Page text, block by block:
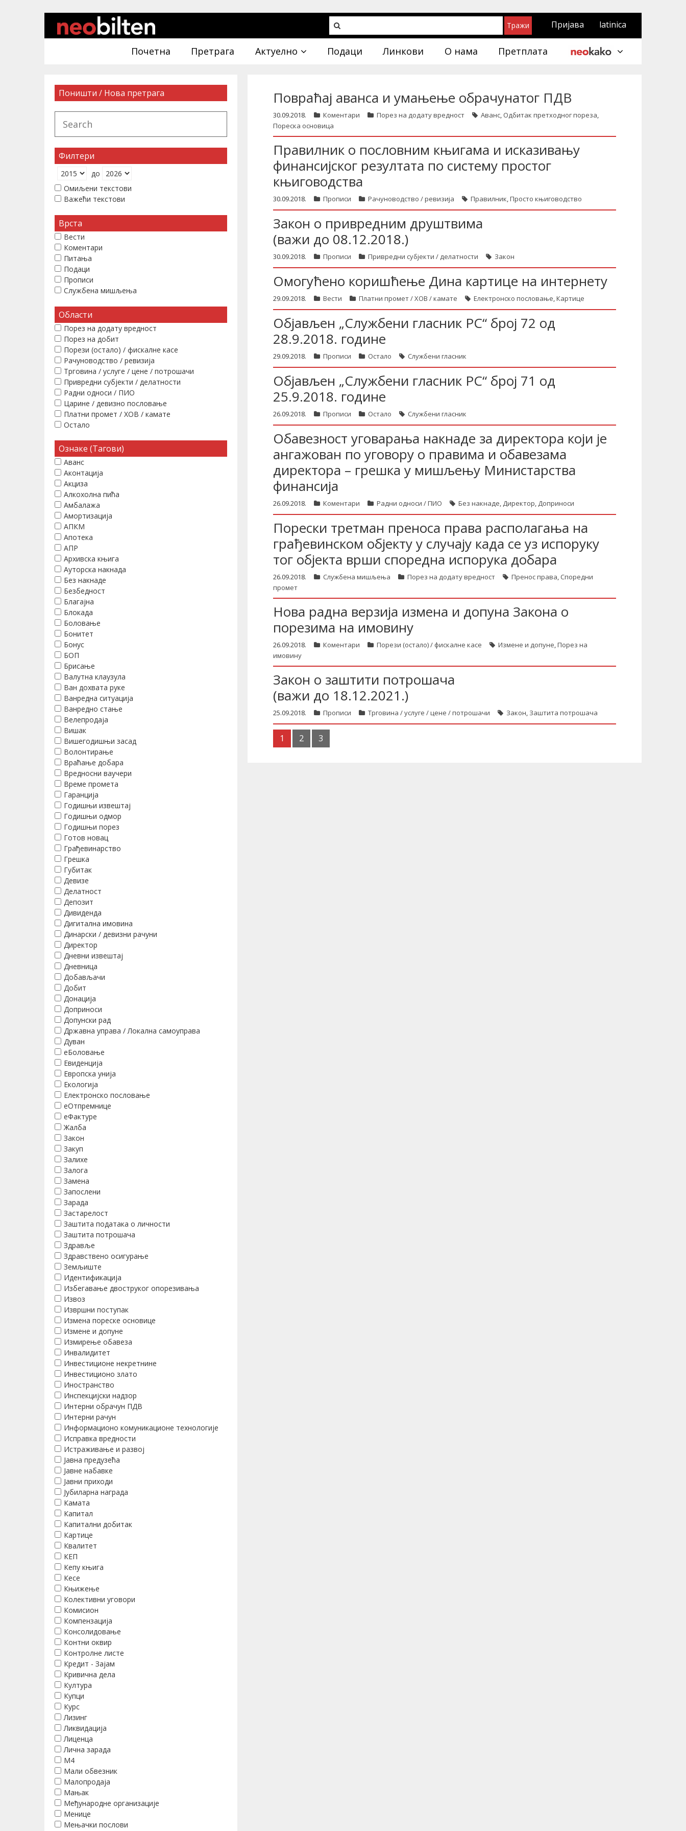
Пријава latinica
Почетна Претрага Актуелно Подаци Линкови О нама Претплата
Повраћај аванса и умањење обрачунатог ПДВ
30.09.2018. Коментари Порез на додату вредност Аванс, Одбитак претходног пореза,
Пореска основица
Правилник о пословним књигама и исказивању
финансијског резултата по систему простог
књиговодства
30.09.2018. Прописи Рачуноводство / ревизија Правилник,Просто књиговодство
Закон о привредним друштвима
(важи до 08.12.2018.)
30.09.2018. Прописи Привредни субјекти / делатности Закон
Омогућено коришћење Дина картице на интернету
29.09.2018. Вести Платни промет / ХОВ / камате Електронско пословање,Картице
Објављен „Службени гласник РС“ број 72 од
28.9.2018. године
29.09.2018. Прописи Остало Службени гласник
Објављен „Службени гласник РС“ број 71 од
25.9.2018. године
26.09.2018. Прописи Остало Службени гласник
Обавезност уговарања накнаде за директора који је
ангажован по уговору о правима и обавезама
директора – грешка у мишљењу Министарства
финансија
26.09.2018. Коментари Радни односи / ПИО Без накнаде, Директор, Доприноси
Порески третман преноса права располагања на
грађевинском објекту у случају када се уз испоруку
тог објекта врши споредна испорука добара
26.09.2018. Службена мишљења Порез на додату вредност Пренос права, Споредни
промет
Нова радна верзија измена и допуна Закона о
порезима на имовину
26.09.2018. Коментари Порези (остало) / фискалне касе Измене и допуне,Порез на
имовину
Закон о заштити потрошача
(важи до 18.12.2021.)
25.09.2018. Прописи Трговина / услуге / цене / потрошачи Закон, Заштита потрошача
1 2 3
Поништи / Нова претрага
Филтери
до
Омиљени текстови
Важећи текстови
Врста
Вести
Коментари
Питања
Подаци
Прописи
Службена мишљења
Области
Порез на додату вредност
Порез на добит
Порези (остало) / фискалне касе
Рачуноводство / ревизија
Трговина / услуге / цене / потрошачи
Привредни субјекти / делатности
Радни односи / ПИО
Царине / девизно пословање
Платни промет / ХОВ / камате
Остало
Ознаке (Тагови)
Аванс
Аконтација
Акциза
Алкохолна пића
Амбалажа
Амортизација
АПКМ
Апотека
АПР
Архивска књига
Ауторска накнада
Без накнаде
Безбедност
Благајна
Блокада
Боловање
Бонитет
Бонус
БОП
Брисање
Валутна клаузула
Ван дохвата руке
Ванредна ситуација
Ванредно стање
Велепродаја
Вишак
Вишегодишњи засад
Волонтирање
Враћање добара
Вредносни ваучери
Време промета
Гаранција
Годишњи извештај
Годишњи одмор
Годишњи порез
Готов новац
Грађевинарство
Грешка
Губитак
Девизе
Делатност
Депозит
Дивиденда
Дигитална имовина
Динарски / девизни рачуни
Директор
Дневни извештај
Дневница
Добављачи
Добит
Донација
Доприноси
Допунски рад
Државна управа / Локална самоуправа
Дуван
еБоловање
Евиденција
Европска унија
Екологија
Електронско пословање
еОтпремнице
еФактуре
Жалба
Закон
Закуп
Залихе
Залога
Замена
Запослени
Зарада
Застарелост
Заштита података о личности
Заштита потрошача
Здравље
Здравствено осигурање
Земљиште
Идентификација
Избегавање двоструког опорезивања
Извоз
Извршни поступак
Измена пореске основице
Измене и допуне
Измирење обавеза
Инвалидитет
Инвестиционе некретнине
Инвестиционо злато
Иностранство
Инспекцијски надзор
Интерни обрачун ПДВ
Интерни рачун
Информационо комуникационе технологије
Исправка вредности
Истраживање и развој
Јавна предузећа
Јавне набавке
Јавни приходи
Јубиларна награда
Камата
Капитал
Капитални добитак
Картице
Квалитет
КЕП
Кепу књига
Кесе
Књижење
Колективни уговори
Комисион
Компензација
Консолидовање
Контни оквир
Контролне листе
Кредит - Зајам
Кривична дела
Култура
Купци
Курс
Лизинг
Ликвидација
Лиценца
Лична зарада
М4
Мали обвезник
Малопродаја
Мањак
Међународне организације
Менице
Мењачки послови